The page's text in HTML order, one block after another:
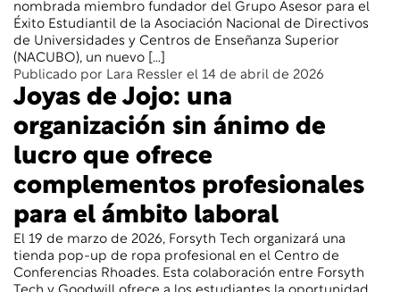
nombrada miembro fundador del Grupo Asesor para el
Éxito Estudiantil de la Asociación Nacional de Directivos
de Universidades y Centros de Enseñanza Superior
(NACUBO), un nuevo […]
Publicado por Lara Ressler el 14 de abril de 2026
Joyas de Jojo: una
organización sin ánimo de
lucro que ofrece
complementos profesionales
para el ámbito laboral
El 19 de marzo de 2026, Forsyth Tech organizará una
tienda pop-up de ropa profesional en el Centro de
Conferencias Rhoades. Esta colaboración entre Forsyth